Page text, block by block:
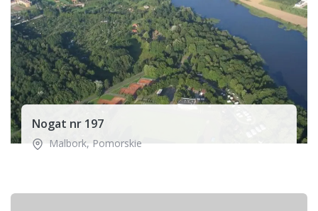
Nogat nr 197
Malbork, Pomorskie